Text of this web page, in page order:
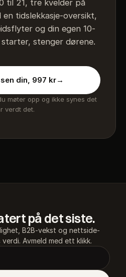
til 21, tre kvelder på
tidslekkasje-oversikt,
og din egen 10-
stenger dørene.
din, 997 kr→
møter opp og ikke synes det
verdt det.
på det siste.
B2B-vekst og nettside-
Avmeld med ett klikk.